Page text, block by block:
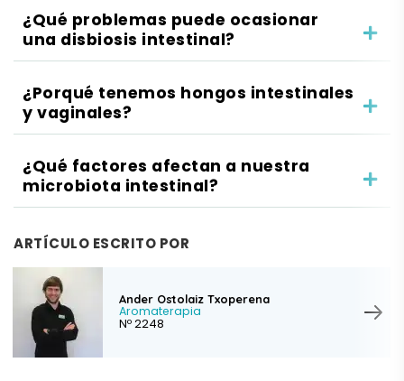
¿Qué problemas puede ocasionar
una disbiosis intestinal?
¿Porqué tenemos hongos intestinales
y vaginales?
¿Qué factores afectan a nuestra
microbiota intestinal?
ARTÍCULO ESCRITO POR
Ander Ostolaiz Txoperena
Aromaterapia
Nº 2248